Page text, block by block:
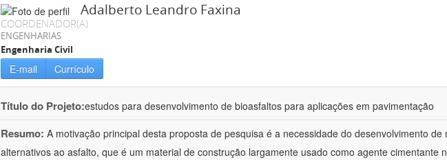
Adalberto Leandro Faxina
COORDENADOR(A)
ENGENHARIAS
Engenharia Civil
E-mail Currículo
Título do Projeto:estudos para desenvolvimento de bioasfaltos para aplicações em pavimentação
Resumo: A motivação principal desta proposta de pesquisa é a necessidade do desenvolvimento de
alternativos ao asfalto, que é um material de construção largamente usado como agente cimentante